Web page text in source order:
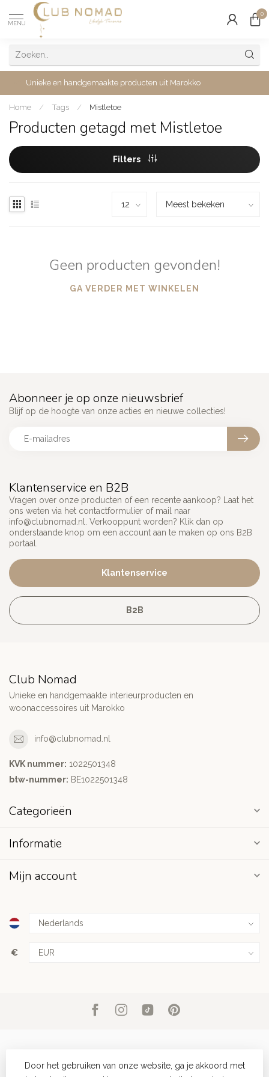
MENU
0
Unieke en handgemaakte producten uit Marokko
Home / Tags / Mistletoe
Producten getagd met Mistletoe
Filters
Geen producten gevonden!
GA VERDER MET WINKELEN
Klantenservice en B2B
Vragen over onze producten of een recente aankoop? Laat het
ons weten via het contactformulier of mail naar
info@clubnomad.nl
. Verkooppunt worden? Klik dan op
onderstaande knop om een account aan te maken op ons B2B
portaal.
Klantenservice
B2B
Abonneer je op onze nieuwsbrief
Blijf op de hoogte van onze acties en nieuwe collecties!
Club Nomad
Unieke en handgemaakte interieurproducten en
woonaccessoires uit Marokko
info@clubnomad.nl
KVK nummer: 1022501348
btw-nummer: BE1022501348
Categorieën
Informatie
Mijn account
€
Door het gebruiken van onze website, ga je akkoord met